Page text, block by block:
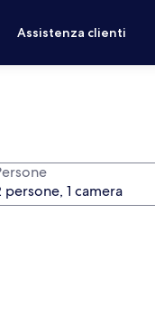
Assistenza clienti